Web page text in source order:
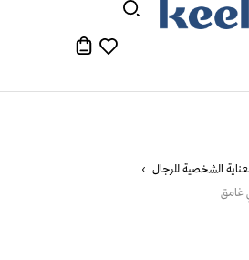
الشخصية للرجال
غامق